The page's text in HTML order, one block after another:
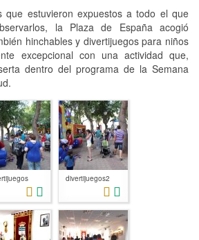
estuvieron expuestos a todo el que
la Plaza de España acogió
hinchables y divertijuegos para niños
excepcional con una actividad que,
dentro del programa de la Semana
divertijuegos2